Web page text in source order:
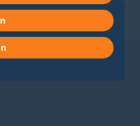
du in unserer